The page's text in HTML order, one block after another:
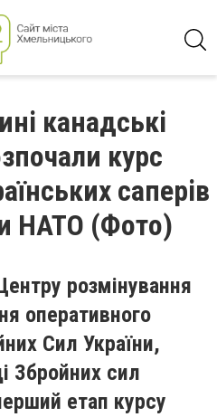
канадські
курс
саперів
НАТО (Фото)
розмінування
оперативного
Сил України,
Збройних сил
етап курсу